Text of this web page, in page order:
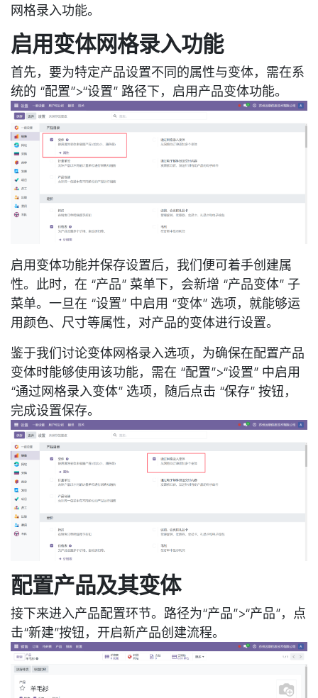
网格录入功能。
启用变体网格录入功能
首先，要为特定产品设置不同的属性与变体，需在系
统的 “配置”>“设置” 路径下，启用产品变体功能。
启用变体功能并保存设置后，我们便可着手创建属
性。此时，在 “产品” 菜单下，会新增 “产品变体” 子
菜单。一旦在 “设置” 中启用 “变体” 选项，就能够运
用颜色、尺寸等属性，对产品的变体进行设置。
鉴于我们讨论变体网格录入选项，为确保在配置产品
变体时能够使用该功能，需在 “配置”>“设置” 中启用
“通过网格录入变体” 选项，随后点击 “保存” 按钮，
完成设置保存。
配置产品及其变体
接下来进入产品配置环节。路径为“产品”>“产品”，点
击“新建”按钮，开启新产品创建流程。